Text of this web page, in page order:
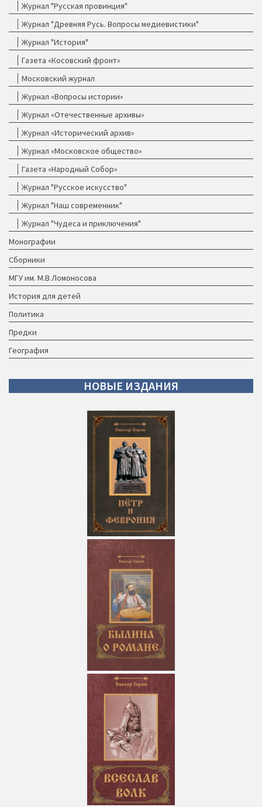
Журнал "Русская провинция"
Журнал "Древняя Русь. Вопросы медиевистики"
Журнал "История"
Газета «Косовский фронт»
Московский журнал
Журнал «Вопросы истории»
Журнал «Отечественные архивы»
Журнал «Исторический архив»
Журнал «Московское общество»
Газета «Народный Собор»
Журнал "Русское искусство"
Журнал "Наш современник"
Журнал "Чудеса и приключения"
Монографии
Сборники
МГУ им. М.В.Ломоносова
История для детей
Политика
Предки
География
НОВЫЕ ИЗДАНИЯ